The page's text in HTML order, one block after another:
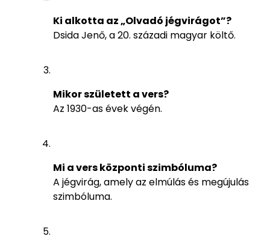
Ki alkotta az „Olvadó jégvirágot”?
Dsida Jenő, a 20. századi magyar költő.
Mikor született a vers?
Az 1930-as évek végén.
Mi a vers központi szimbóluma?
A jégvirág, amely az elmúlás és megújulás
szimbóluma.